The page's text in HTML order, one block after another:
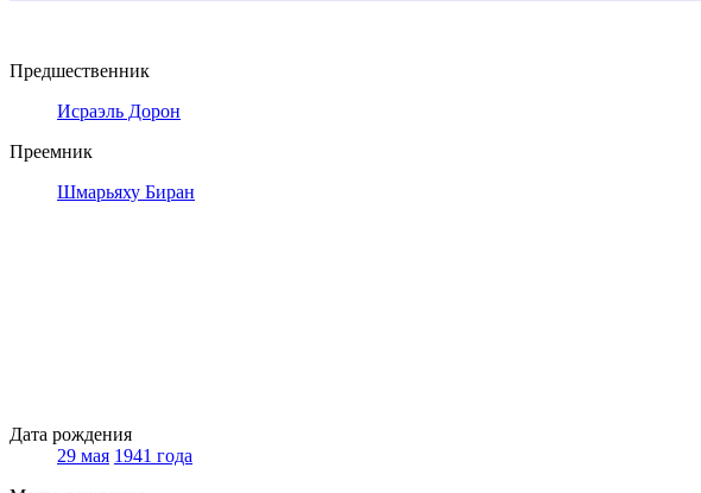
Предшественник
Исраэль Дорон
Преемник
Шмарьяху Биран
Дата рождения
29 мая 1941 года